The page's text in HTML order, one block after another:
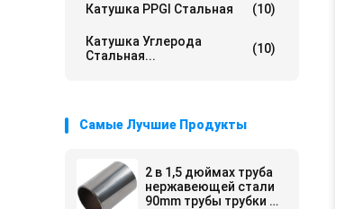
Катушка PPGI Стальная (10)
Катушка Углерода
Стальная...
(10)
Самые Лучшие Продукты
2 в 1,5 дюймах труба
нержавеющей стали
90mm трубы трубки Ss